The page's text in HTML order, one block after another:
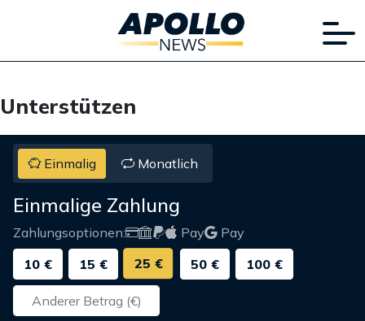
Unterstützen
Einmalig Monatlich
Einmalige Zahlung
Zahlungsoptionen: Pay
Pay
10 €
15 € 25 € 50 € 100 €